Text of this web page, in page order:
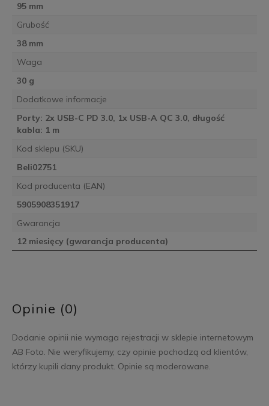
95 mm
Grubość
38 mm
Waga
30 g
Dodatkowe informacje
Porty: 2x USB-C PD 3.0, 1x USB-A QC 3.0, długość
kabla: 1 m
Kod sklepu (SKU)
Beli02751
Kod producenta (EAN)
5905908351917
Gwarancja
12 miesięcy (gwarancja producenta)
Opinie (0)
Dodanie opinii nie wymaga rejestracji w sklepie internetowym
AB Foto. Nie weryfikujemy, czy opinie pochodzą od klientów,
którzy kupili dany produkt. Opinie są moderowane.